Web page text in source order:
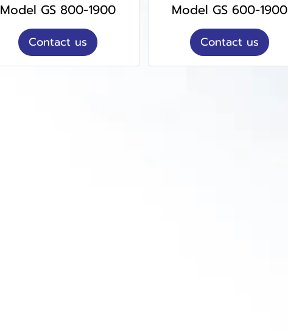
Model GS 800-1900
Contact us
Model GS 600-1900
Contact us